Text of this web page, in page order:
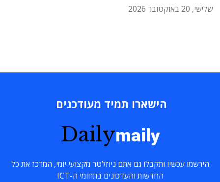
שלישי, 20 באוקטובר 2026
הישארו תמיד מעודכנים
Dailymaily
הירשמו עכשיו ותקבלו גם אתם ניוזלטר מקצועי יומי, המרכז את כל
החדשות והעדכונים בתחומי ה-ICT